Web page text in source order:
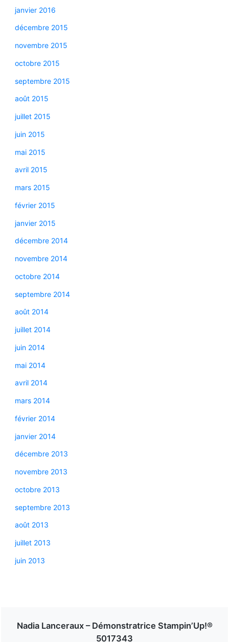
janvier 2016
décembre 2015
novembre 2015
octobre 2015
septembre 2015
août 2015
juillet 2015
juin 2015
mai 2015
avril 2015
mars 2015
février 2015
janvier 2015
décembre 2014
novembre 2014
octobre 2014
septembre 2014
août 2014
juillet 2014
juin 2014
mai 2014
avril 2014
mars 2014
février 2014
janvier 2014
décembre 2013
novembre 2013
octobre 2013
septembre 2013
août 2013
juillet 2013
juin 2013
Nadia Lanceraux – Démonstratrice Stampin’Up!®
5017343